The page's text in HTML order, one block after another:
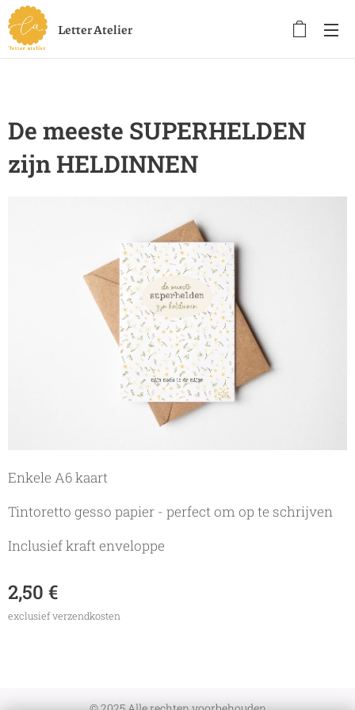
Letter Atelier
De meeste SUPERHELDEN
zijn HELDINNEN
Enkele A6 kaart
Tintoretto gesso papier - perfect om op te schrijven
Inclusief kraft enveloppe
2,50 €
exclusief verzendkosten